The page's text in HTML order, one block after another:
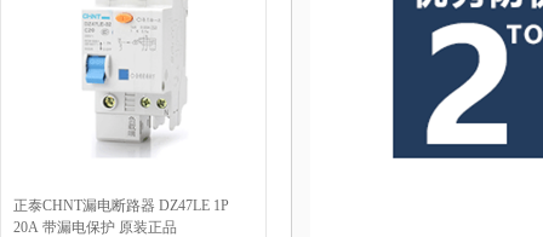
正泰CHNT漏电断路器 DZ47LE 1P
20A 带漏电保护 原装正品